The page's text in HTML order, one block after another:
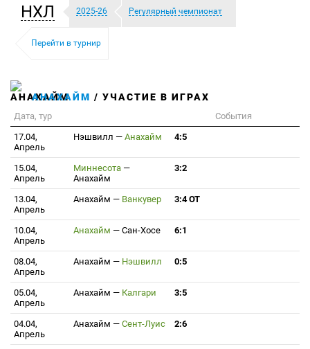
НХЛ 2025-26 Регулярный чемпионат
Перейти в турнир
АНАХАЙМ / УЧАСТИЕ В ИГРАХ
Дата, тур
События
17.04,
Апрель
Нэшвилл — Анахайм 4:5
15.04,
Апрель
Миннесота —
Анахайм
3:2
13.04,
Апрель
Анахайм — Ванкувер 3:4 ОТ
10.04,
Апрель
Анахайм — Сан-Хосе 6:1
08.04,
Апрель
Анахайм — Нэшвилл 0:5
05.04,
Апрель
Анахайм — Калгари 3:5
04.04,
Апрель
Анахайм — Сент-Луис 2:6